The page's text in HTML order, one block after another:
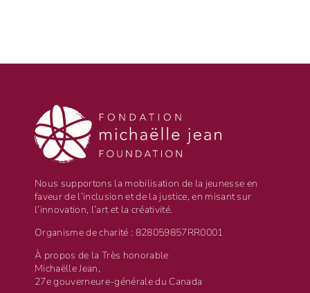
Nous supportons la mobilisation de la jeunesse en
faveur de l’inclusion et de la justice, en misant sur
l’innovation, l’art et la créativité.
Organisme de charité : 828059857RR0001
À propos de la Très honorable
Michaëlle Jean,
27e gouverneure-générale du Canada